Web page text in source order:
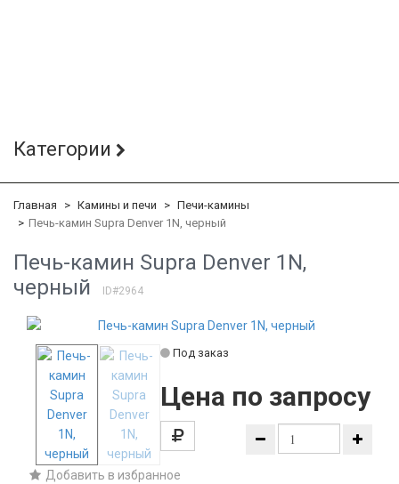
Категории
Главная Камины и печи
Печи-камины
Печь-камин Supra Denver 1N, черный
Печь-камин Supra Denver 1N,
черный
ID#2964
Под заказ
Цена по запросу
Добавить в избранное